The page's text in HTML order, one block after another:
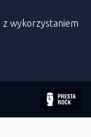
wykorzystaniem